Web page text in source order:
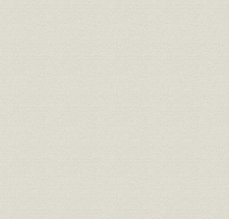
技術 事業化への胎動
催し 21世紀へ向けて
経営 創業
設備 設備拡張
販売 販売の最前線
資料 歴史の証言
社旗 この旗のもとに
商標 商標と社名書体